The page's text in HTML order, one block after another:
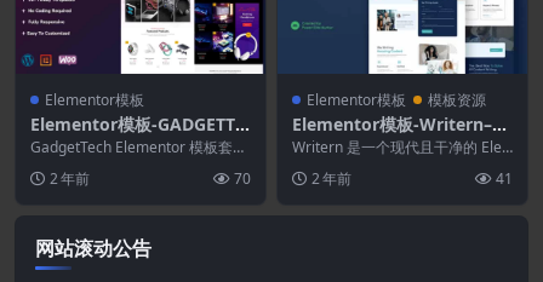
Elementor模板
Elementor模板-GADGETTE
CH-电子小工具 WOOCOMM
ERCE ELEMENTOR PRO模
板套件
GadgetTech Elementor 模板套件
建...2 年前 70
Elementor模板 模板资源
Elementor模板-Writern–内
容写作服务Elementor模板
工具包
Writern 是一个现代且干净的 Ele
些...2 年前 41
网站滚动公告